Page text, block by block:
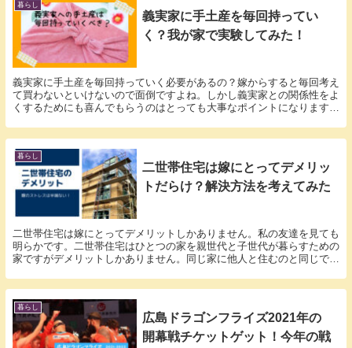
暮らし
義実家に手土産を毎回持ってい
く？我が家で実験してみた！
義実家に手土産を毎回持っていく必要があるの？嫁からすると毎回考え
て買わないといけないので面倒ですよね。しかし義実家との関係性をよ
くするためにも喜んでもらうのはとっても大事なポイントになります。
暮らし
二世帯住宅は嫁にとってデメリッ
トだらけ？解決方法を考えてみた
二世帯住宅は嫁にとってデメリットしかありません。私の友達を見ても
明らかです。二世帯住宅はひとつの家を親世代と子世代が暮らすための
家ですがデメリットしかありません。同じ家に他人と住むのと同じです
暮らし
広島ドラゴンフライズ2021年の
開幕戦チケットゲット！今年の戦